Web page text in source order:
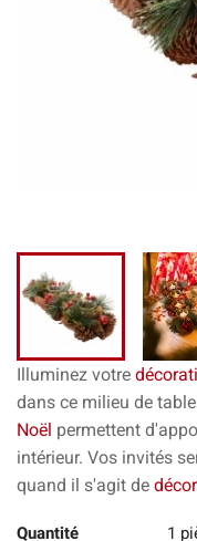
Illuminez votre
dans ce milieu de
Noël permettent
intérieur. Vos invités
quand il s'agit de
Quantité 1